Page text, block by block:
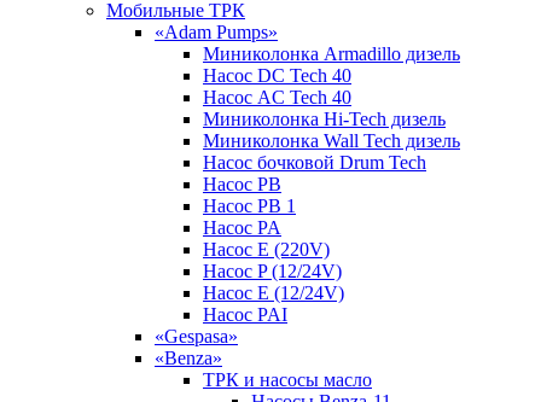
Мобильные ТРК
«Adam Pumps»
Миниколонка Armadillo дизель
Насос DC Tech 40
Насос AC Tech 40
Миниколонка Hi-Tech дизель
Миниколонка Wall Tech дизель
Насос бочковой Drum Tech
Насос PB
Насос PB 1
Насос PA
Насос E (220V)
Насос P (12/24V)
Насос E (12/24V)
Насос PAI
«Gespasa»
«Benza»
ТРК и насосы масло